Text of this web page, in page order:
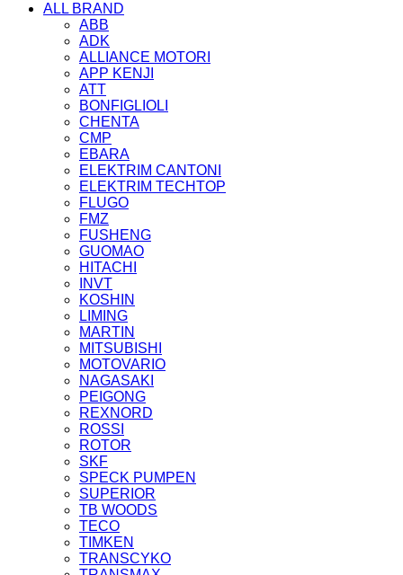
ALL BRAND
ABB
ADK
ALLIANCE MOTORI
APP KENJI
ATT
BONFIGLIOLI
CHENTA
CMP
EBARA
ELEKTRIM CANTONI
ELEKTRIM TECHTOP
FLUGO
FMZ
FUSHENG
GUOMAO
HITACHI
INVT
KOSHIN
LIMING
MARTIN
MITSUBISHI
MOTOVARIO
NAGASAKI
PEIGONG
REXNORD
ROSSI
ROTOR
SKF
SPECK PUMPEN
SUPERIOR
TB WOODS
TECO
TIMKEN
TRANSCYKO